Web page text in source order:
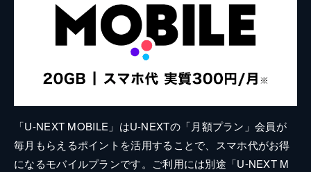
「U-NEXT MOBILE」はU-NEXTの「月額プラン」会員が
毎月もらえるポイントを活用することで、スマホ代がお得
になるモバイルプランです。ご利用には別途「U-NEXT M